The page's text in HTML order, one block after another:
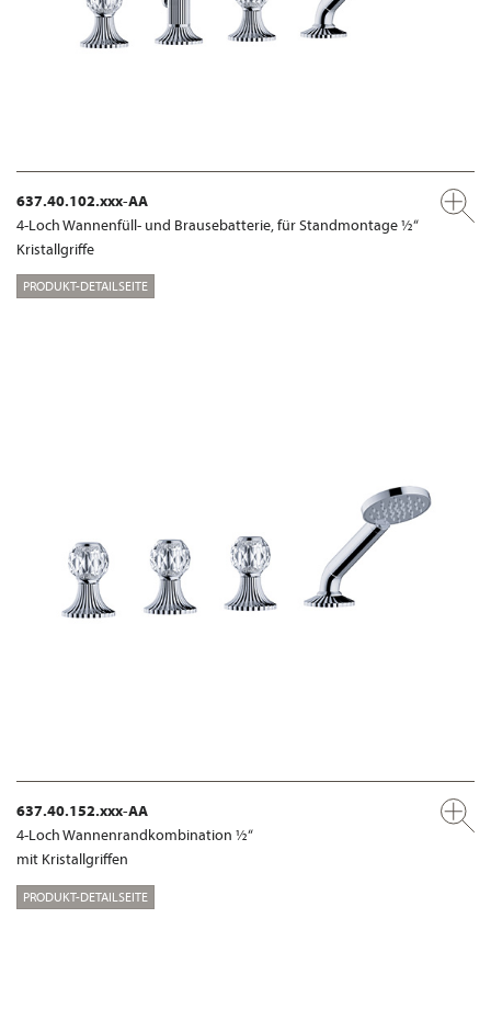
637.40.102.xxx-AA
4-Loch Wannenfüll- und Brausebatterie, für Standmontage ½“
Kristallgriffe
PRODUKT-DETAILSEITE
637.40.152.xxx-AA
4-Loch Wannenrandkombination ½“
mit Kristallgriffen
PRODUKT-DETAILSEITE